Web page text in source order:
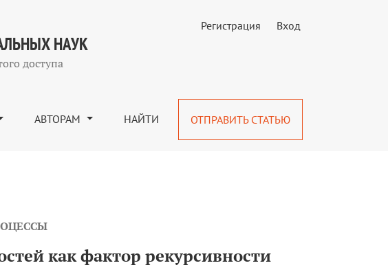
политики
НАУК
доступа
АВТОРАМ НАЙТИ ОТПРАВИТЬ СТАТЬЮ
Регистрация Вход
как фактор рекурсивности